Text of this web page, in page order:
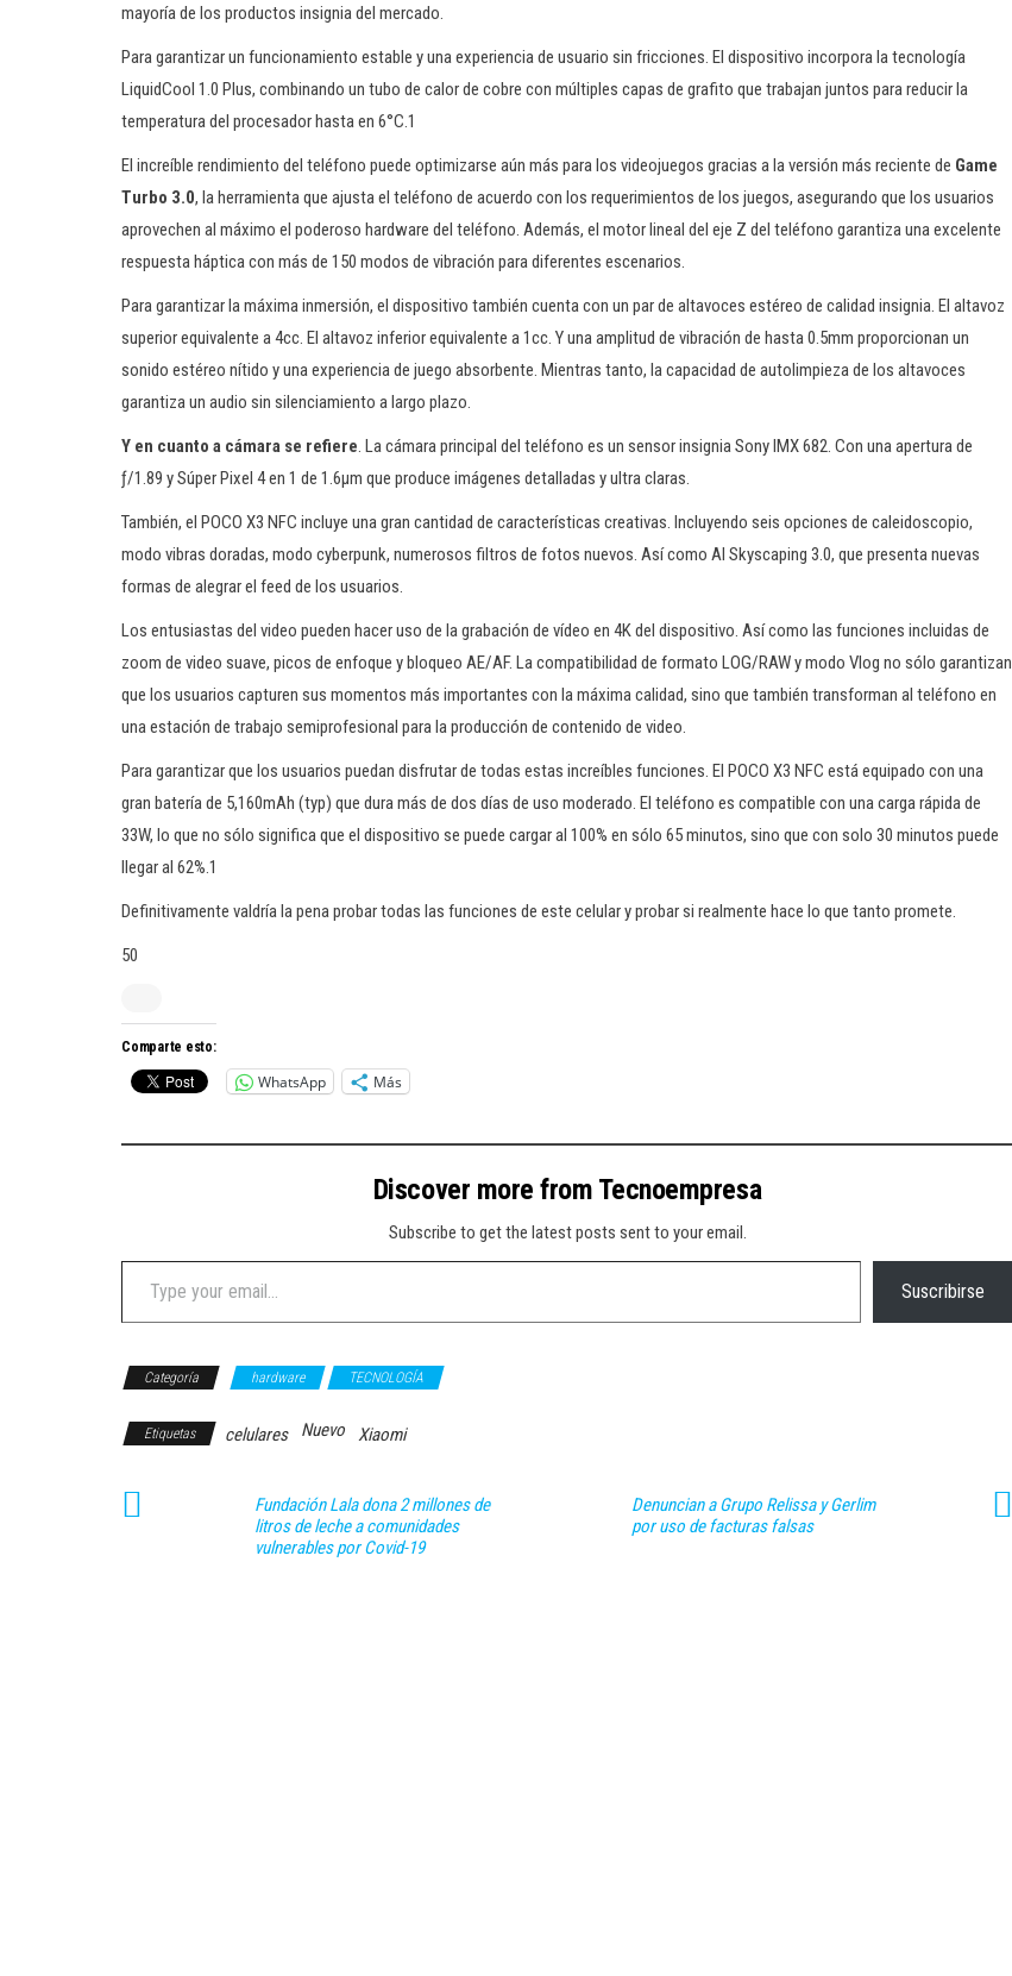
mayoría de los productos insignia del mercado.
Para garantizar un funcionamiento estable y una experiencia de usuario sin fricciones. El dispositivo incorpora la tecnología
LiquidCool 1.0 Plus, combinando un tubo de calor de cobre con múltiples capas de grafito que trabajan juntos para reducir la
temperatura del procesador hasta en 6°C.1
El increíble rendimiento del teléfono puede optimizarse aún más para los videojuegos gracias a la versión más reciente de Game
Turbo 3.0, la herramienta que ajusta el teléfono de acuerdo con los requerimientos de los juegos, asegurando que los usuarios
aprovechen al máximo el poderoso hardware del teléfono. Además, el motor lineal del eje Z del teléfono garantiza una excelente
respuesta háptica con más de 150 modos de vibración para diferentes escenarios.
Para garantizar la máxima inmersión, el dispositivo también cuenta con un par de altavoces estéreo de calidad insignia. El altavoz
superior equivalente a 4cc. El altavoz inferior equivalente a 1cc. Y una amplitud de vibración de hasta 0.5mm proporcionan un
sonido estéreo nítido y una experiencia de juego absorbente. Mientras tanto, la capacidad de autolimpieza de los altavoces
garantiza un audio sin silenciamiento a largo plazo.
Y en cuanto a cámara se refiere. La cámara principal del teléfono es un sensor insignia Sony IMX 682. Con una apertura de
ƒ/1.89 y Súper Pixel 4 en 1 de 1.6μm que produce imágenes detalladas y ultra claras.
También, el POCO X3 NFC incluye una gran cantidad de características creativas. Incluyendo seis opciones de caleidoscopio,
modo vibras doradas, modo cyberpunk, numerosos filtros de fotos nuevos. Así como AI Skyscaping 3.0, que presenta nuevas
formas de alegrar el feed de los usuarios.
Los entusiastas del video pueden hacer uso de la grabación de vídeo en 4K del dispositivo. Así como las funciones incluidas de
zoom de video suave, picos de enfoque y bloqueo AE/AF. La compatibilidad de formato LOG/RAW y modo Vlog no sólo garantizan
que los usuarios capturen sus momentos más importantes con la máxima calidad, sino que también transforman al teléfono en
una estación de trabajo semiprofesional para la producción de contenido de video.
Para garantizar que los usuarios puedan disfrutar de todas estas increíbles funciones. El POCO X3 NFC está equipado con una
gran batería de 5,160mAh (typ) que dura más de dos días de uso moderado. El teléfono es compatible con una carga rápida de
33W, lo que no sólo significa que el dispositivo se puede cargar al 100% en sólo 65 minutos, sino que con solo 30 minutos puede
llegar al 62%.1
Definitivamente valdría la pena probar todas las funciones de este celular y probar si realmente hace lo que tanto promete.
50
Comparte esto:
WhatsApp Más
Discover more from Tecnoempresa
Subscribe to get the latest posts sent to your email.
Type your email…
Suscribirse
Categoría hardware TECNOLOGÍA
Etiquetas celulares Nuevo Xiaomi
Fundación Lala dona 2 millones de
litros de leche a comunidades
vulnerables por Covid-19
Denuncian a Grupo Relissa y Gerlim
por uso de facturas falsas